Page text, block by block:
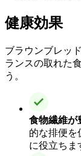
健康効果
ブラウンブレッ
ランスの取れた
う。
食物繊維が
的な排便を
に役立ちま